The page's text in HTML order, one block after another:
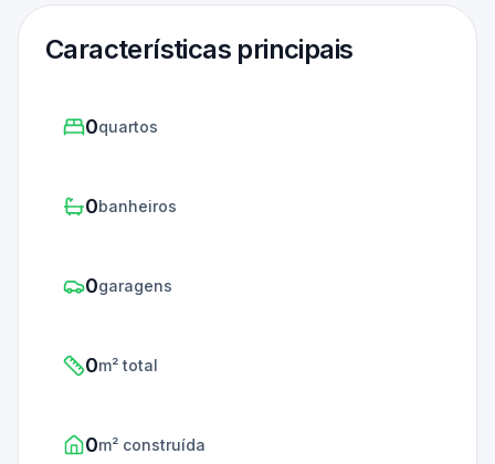
Características principais
0quartos
0banheiros
0garagens
0m² total
0m² construída